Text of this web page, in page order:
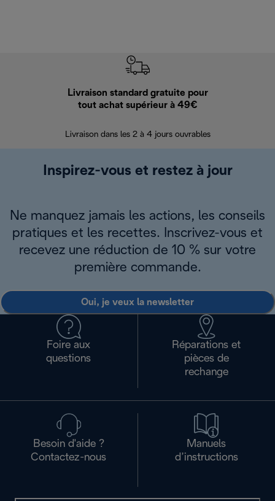
Livraison standard gratuite pour
tout achat supérieur à 49€
Livraison dans les 2 à 4 jours ouvrables
Inspirez-vous et restez à jour
Ne manquez jamais les actions, les conseils
pratiques et les recettes. Inscrivez-vous et
recevez une réduction de 10 % sur votre
première commande.
Oui, je veux la newsletter
Foire aux
questions
Réparations et
pièces de
rechange
Besoin d'aide ?
Contactez-nous
Manuels
d’instructions